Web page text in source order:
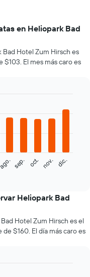
en Heliopark Bad
Bad Hotel Zum Hirsch es
El mes más caro es
ago. sep. oct. nov. dic.
Heliopark Bad
Hotel Zum Hirsch es el
$160. El día más caro es